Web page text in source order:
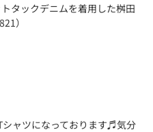
タックデニムを着用した桝田
）
シャツになっております♬気分